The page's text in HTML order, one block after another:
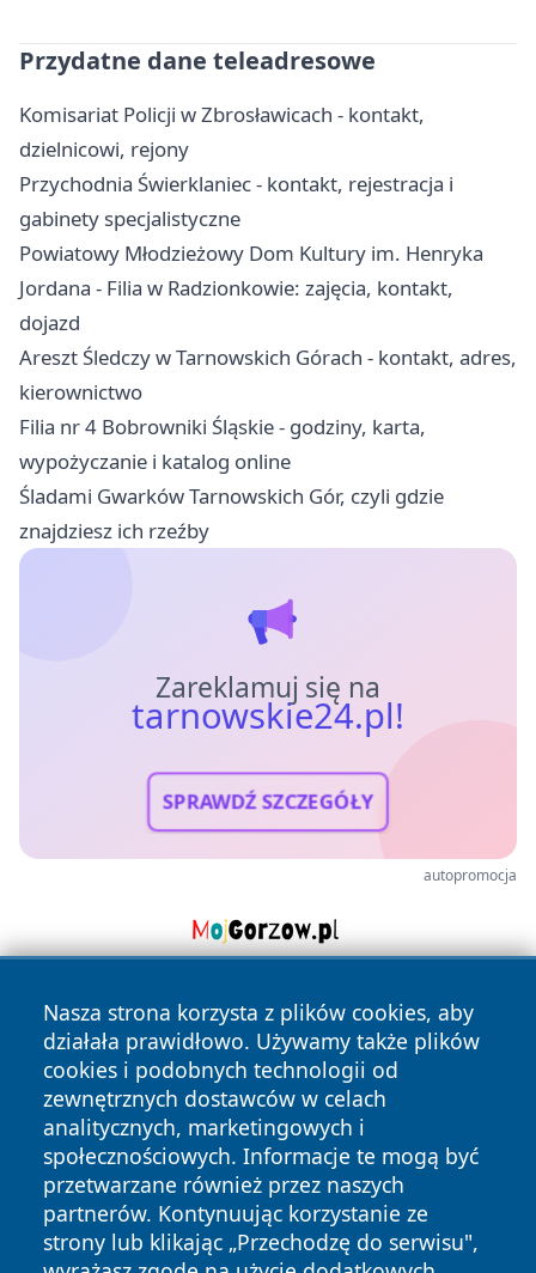
Przydatne dane teleadresowe
Komisariat Policji w Zbrosławicach - kontakt,
dzielnicowi, rejony
Przychodnia Świerklaniec - kontakt, rejestracja i
gabinety specjalistyczne
Powiatowy Młodzieżowy Dom Kultury im. Henryka
Jordana - Filia w Radzionkowie: zajęcia, kontakt,
dojazd
Areszt Śledczy w Tarnowskich Górach - kontakt, adres,
kierownictwo
Filia nr 4 Bobrowniki Śląskie - godziny, karta,
wypożyczanie i katalog online
Śladami Gwarków Tarnowskich Gór, czyli gdzie
znajdziesz ich rzeźby
Zareklamuj się na
tarnowskie24.pl!
SPRAWDŹ SZCZEGÓŁY
autopromocja
Nasza strona korzysta z plików cookies, aby
działała prawidłowo. Używamy także plików
cookies i podobnych technologii od
zewnętrznych dostawców w celach
analitycznych, marketingowych i
społecznościowych. Informacje te mogą być
przetwarzane również przez naszych
partnerów. Kontynuując korzystanie ze
strony lub klikając „Przechodzę do serwisu",
Copyright © 2026 tarnowskie24.pl Wszystkie prawa
zastrzeżone.
Polityka
Polityka